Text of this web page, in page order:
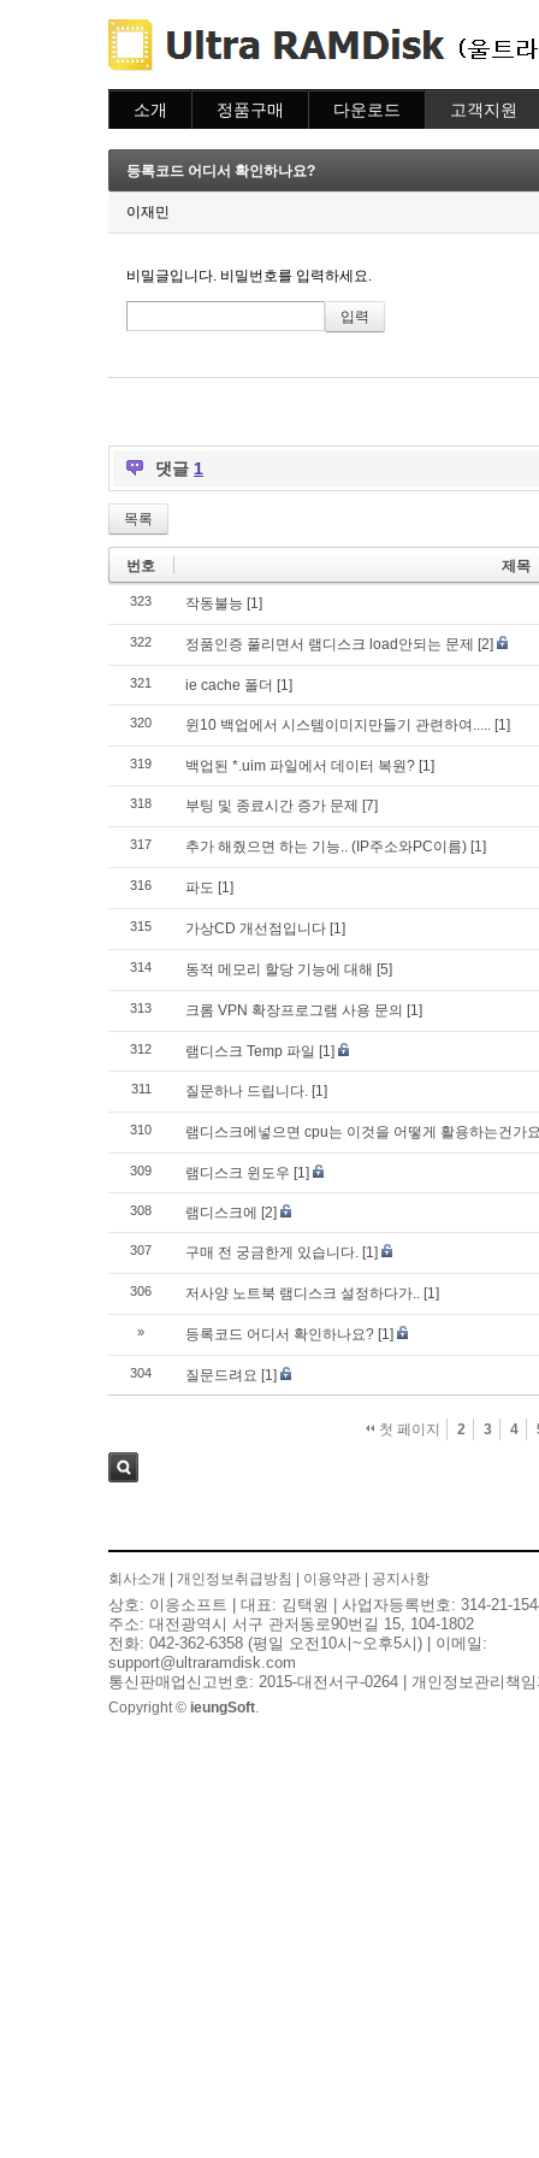
소개 정품구매
주문조회
이용안내
다운로드 고객지원
질문하기
등록코드 어디서 확인하나요?
이재민
비밀글입니다. 비밀번호를 입력하세요.
댓글 1
목록
번호 제목
323 작동불능 [1]
322 정품인증 풀리면서 램디스크 load안되는 문제 [2]
321 ie cache 폴더 [1]
320 윈10 백업에서 시스템이미지만들기 관련하여..... [1]
319 백업된 *.uim 파일에서 데이터 복원? [1]
318 부팅 및 종료시간 증가 문제 [7]
317 추가 해줬으면 하는 기능.. (IP주소와PC이름) [1]
316 파도 [1]
315 가상CD 개선점입니다 [1]
314 동적 메모리 할당 기능에 대해 [5]
313 크롬 VPN 확장프로그램 사용 문의 [1]
312 램디스크 Temp 파일 [1]
311 질문하나 드립니다. [1]
310 램디스크에넣으면 cpu는 이것을 어떻게 활용하는건가
309 램디스크 윈도우 [1]
308 램디스크에 [2]
307 구매 전 궁금한게 있습니다. [1]
306 저사양 노트북 램디스크 설정하다가.. [1]
» 등록코드 어디서 확인하나요? [1]
304 질문드려요 [1]
첫 페이지 2 3 4
회사소개 개인정보취급방침 이용약관 공지사항
상호: 이응소프트 | 대표: 김택원 | 사업자등록번호: 314-21-
주소: 대전광역시 서구 관저동로90번길 15, 104-1802
전화: 042-362-6358 (평일 오전10시~오후5시) | 이메일:
support@ultraramdisk.com
통신판매업신고번호: 2015-대전서구-0264 | 개인정보관리책
Copyright © ieungSoft.